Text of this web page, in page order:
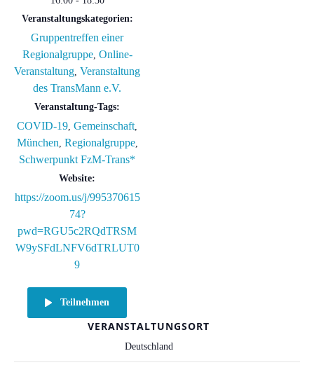
Veranstaltungskategorien:
Gruppentreffen einer
Regionalgruppe, Online-
Veranstaltung, Veranstaltung
des TransMann e.V.
Veranstaltung-Tags:
COVID-19, Gemeinschaft,
München, Regionalgruppe,
Schwerpunkt FzM-Trans*
Website:
https://zoom.us/j/995370615
74?
pwd=RGU5c2RQdTRSM
W9ySFdLNFV6dTRLUT0
9
Teilnehmen
VERANSTALTUNGSORT
Deutschland